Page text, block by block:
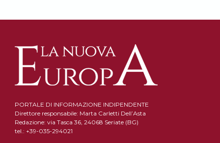
PORTALE DI INFORMAZIONE INDIPENDENTE
Direttore responsabile: Marta Carletti Dell’Asta
Redazione: via Tasca 36, 24068 Seriate (BG)
tel.: +39-035-294021